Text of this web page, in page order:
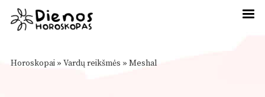
Horoskopai » Vardų reikšmės » Meshal